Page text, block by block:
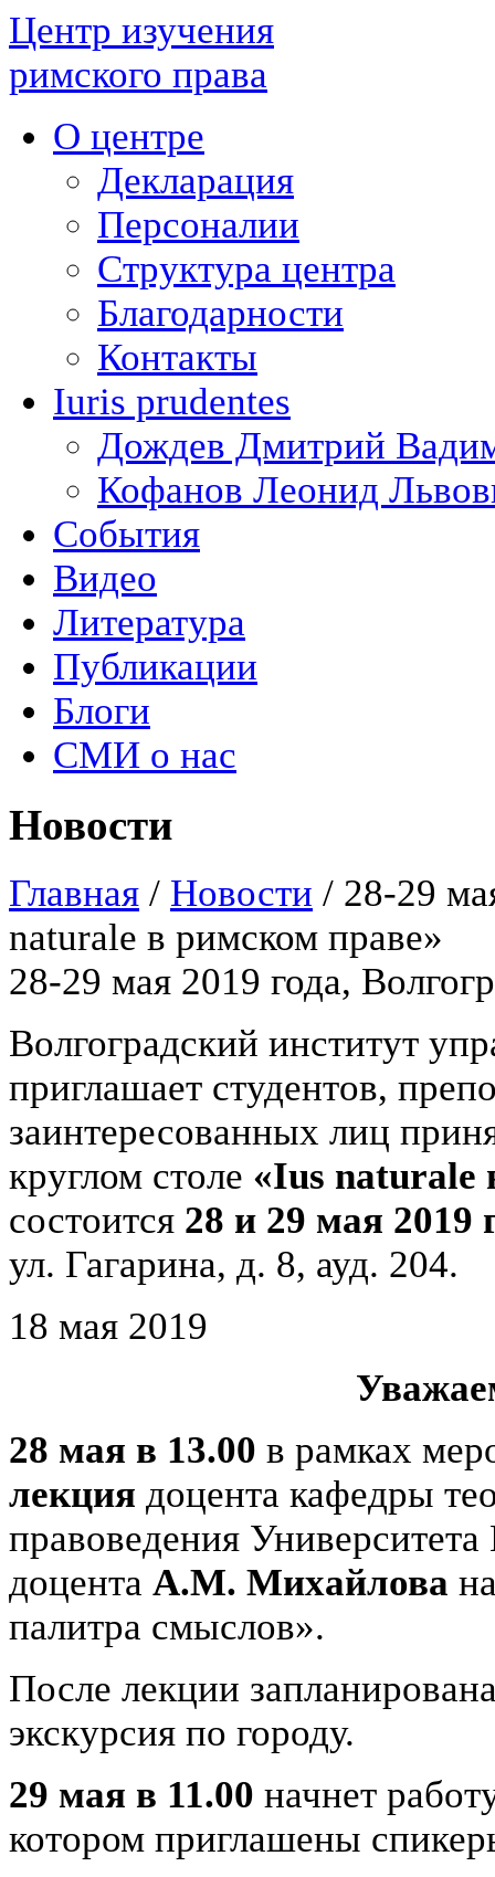
Центр изучения
римского права
О центре
Декларация
Персоналии
Структура центра
Благодарности
Контакты
Iuris prudentes
Дождев Дмитрий
Кофанов Леонид
События
Видео
Литература
Публикации
Блоги
СМИ о нас
Новости
Главная / Новости / 28-29
naturale в римском праве»
28-29 мая 2019 года,
Волгоградский институт
приглашает студентов,
заинтересованных лиц
круглом столе «Ius naturale
состоится 28 и 29 мая 2019
ул. Гагарина, д. 8, ауд. 204.
18 мая 2019
28 мая в 13.00 в рамках
лекция доцента кафедры
правоведения
доцента А.М. Михайлова
палитра смыслов».
После лекции
экскурсия по городу.
29 мая в 11.00 начнет
котором приглашены